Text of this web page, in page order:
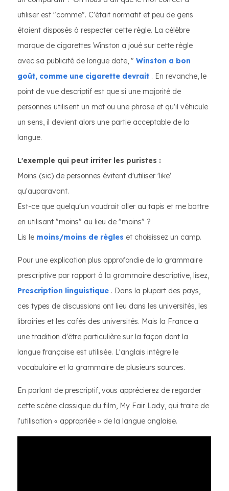
utiliser est "comme". C'était normatif et peu de gens
étaient disposés à respecter cette règle. La célèbre
marque de cigarettes Winston a joué sur cette règle
avec sa publicité de longue date, " Winston a bon
goût, comme une cigarette devrait . En revanche, le
point de vue descriptif est que si une majorité de
personnes utilisent un mot ou une phrase et qu'il véhicule
un sens, il devient alors une partie acceptable de la
langue.
L'exemple qui peut irriter les puristes :
Moins (sic) de personnes évitent d'utiliser 'like'
qu'auparavant.
Est-ce que quelqu'un voudrait aller au tapis et me battre
en utilisant "moins" au lieu de "moins" ?
Lis le moins/moins de règles et choisissez un camp.
Pour une explication plus approfondie de la grammaire
prescriptive par rapport à la grammaire descriptive, lisez,
Prescription linguistique . Dans la plupart des pays,
ces types de discussions ont lieu dans les universités, les
librairies et les cafés des universités. Mais la France a
une tradition d'être particulière sur la façon dont la
langue française est utilisée. L'anglais intègre le
vocabulaire et la grammaire de plusieurs sources.
En parlant de prescriptif, vous apprécierez de regarder
cette scène classique du film, My Fair Lady, qui traite de
l'utilisation « appropriée » de la langue anglaise.